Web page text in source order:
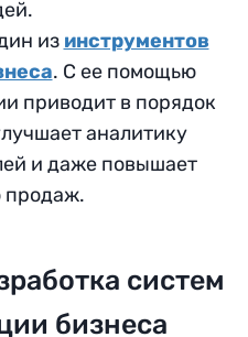
из инструментов
. С ее помощью
приводит в порядок
аналитику
и даже повышает
продаж.
систем
бизнеса